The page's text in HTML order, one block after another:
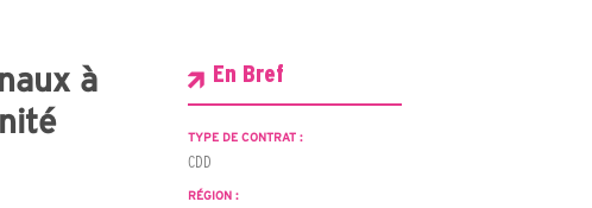
à
En Bref
TYPE DE CONTRAT :
CDD
RÉGION :